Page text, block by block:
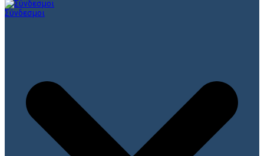
Σύνδεσμοι